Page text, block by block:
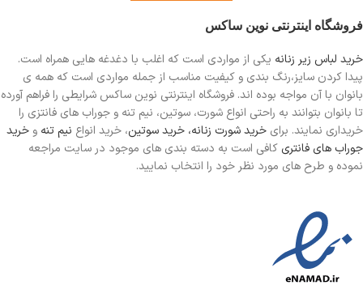
فروشگاه اینترنتی نوین ساکس
خرید لباس زیر زنانه یکی از مواردی است که اغلب با دغدغه هایی همراه است.
پیدا کردن سایز،رنگ بندی و کیفیت مناسب از جمله مواردی است که همه ی
بانوان با آن مواجه بوده اند. فروشگاه اینترنتی نوین ساکس شرایطی را فراهم آورده
تا بانوان بتوانند به راحتی انواع شورت، سوتین، نیم تنه و جوراب های فانتزی را
خریداری نمایند. برای خرید شورت زنانه، خرید سوتین، خرید انواع نیم تنه و خرید
جوراب های فانتری کافی است به دسته بندی های موجود در سایت مراجعه
نموده و طرح های مورد نظر خود را انتخاب نمایید.